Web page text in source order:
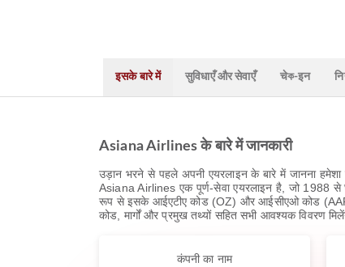
इसके बारे में सुविधाएँ और सेवाएँ चेক-इन
Asiana Airlines के बारे में जानकारी
उड़ान भरने से पहले अपनी एयरलाइन के बारे में जानना
Asiana Airlines एक पूर्ण-सेवा एयरलाइन है, जो 1988 से
रूप से इसके आईएटीए कोड (OZ) और आईसीएओ कोड
कोड, मार्गों और प्रमुख तथ्यों सहित सभी आवश्यक विवरण
कंपनी का नाम